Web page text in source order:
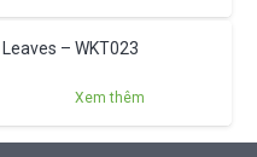
– WKT023
Xem thêm